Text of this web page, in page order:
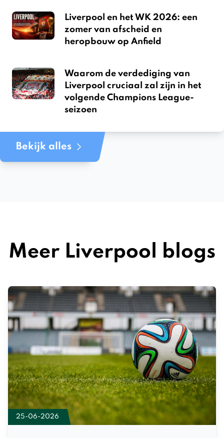
Liverpool en het WK 2026: een
zomer van afscheid en
heropbouw op Anfield
Waarom de verdediging van
Liverpool cruciaal zal zijn in het
volgende Champions League-
seizoen
Bekijk alles
Meer Liverpool blogs
25-06-2026